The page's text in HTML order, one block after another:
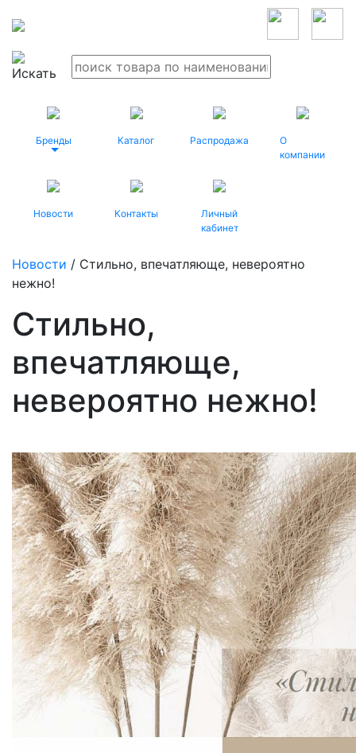
Бренды Каталог Распродажа
О
компании
Новости Контакты
Личный
кабинет
Новости / Стильно, впечатляюще, невероятно
нежно!
Стильно,
впечатляюще,
невероятно нежно!